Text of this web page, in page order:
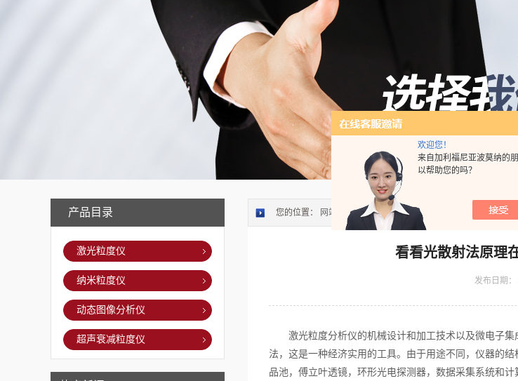
欢迎您！
来自加利福尼亚波莫纳的
以帮助您的吗？
产品目录
激光粒度仪
纳米粒度仪
动态图像分析仪
超声衰减粒度仪
您的位置： 网站首页>>技术文章>> 看看光散射法原理在激光粒
看看光散射法原理
发布日期：
激光粒度分析仪的机械设计和加工技术以及微电子集
法，这是一种经济实用的工具。由于用途不同，仪器的
品池，傅立叶透镜，环形光电探测器，数据采集系统和计